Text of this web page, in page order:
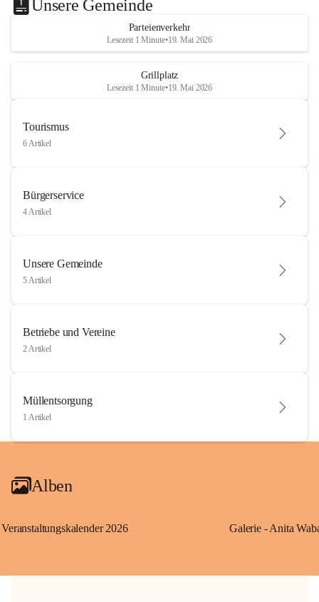
hofft auf baldige praktische Anwendung der Forschungsergebnisse.
Gerade in Zeiten des Klimawandels ist jede technologische Innovation
wichtig!
Unsere Gemeinde
Parteienverkehr
Lesezeit 1 Minute•19. Mai 2026
Grillplatz
Lesezeit 1 Minute•19. Mai 2026
Tourismus
6 Artikel
Bürgerservice
4 Artikel
Unsere Gemeinde
5 Artikel
Betriebe und Vereine
2 Artikel
Müllentsorgung
1 Artikel
Alben
Veranstaltungskalender 2026 Galerie - Anita